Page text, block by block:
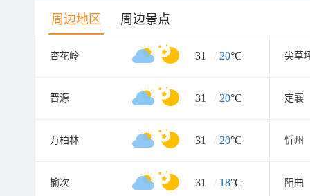
周边地区 周边景点
杏花岭 31 / 20°C 尖草
晋源 31 / 20°C 定襄
万柏林 31 / 20°C 忻州
榆次 31 / 18°C 阳曲